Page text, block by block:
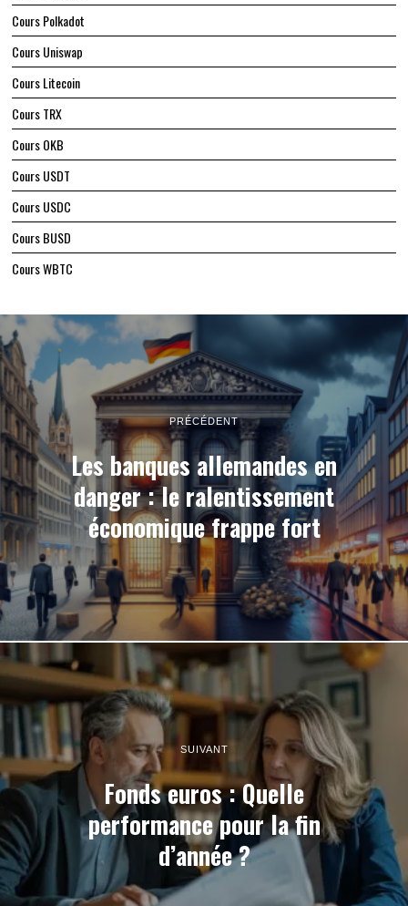
Cours Polkadot
Cours Uniswap
Cours Litecoin
Cours TRX
Cours OKB
Cours USDT
Cours USDC
Cours BUSD
Cours WBTC
PRÉCÉDENT
Les banques allemandes en
danger : le ralentissement
économique frappe fort
SUIVANT
Fonds euros : Quelle
performance pour la fin
d’année ?